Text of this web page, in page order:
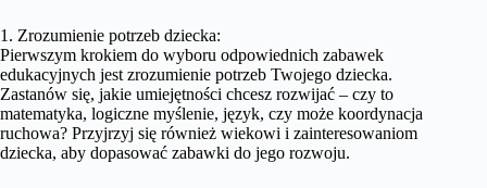
1. Zrozumienie potrzeb dziecka:
Pierwszym krokiem do wyboru odpowiednich zabawek
edukacyjnych jest zrozumienie potrzeb Twojego dziecka.
Zastanów się, jakie umiejętności chcesz rozwijać – czy to
matematyka, logiczne myślenie, język, czy może koordynacja
ruchowa? Przyjrzyj się również wiekowi i zainteresowaniom
dziecka, aby dopasować zabawki do jego rozwoju.